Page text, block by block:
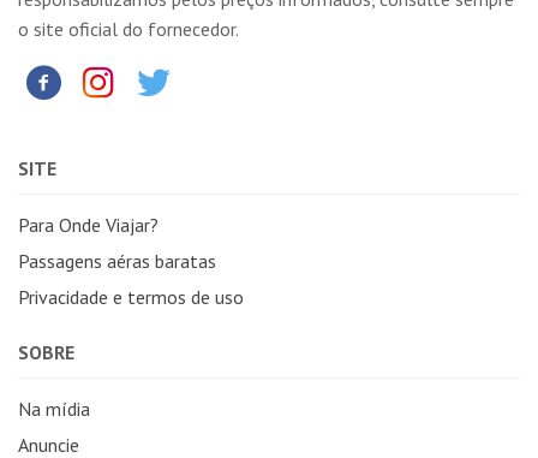
o site oficial do fornecedor.
SITE
Para Onde Viajar?
Passagens aéras baratas
Privacidade e termos de uso
SOBRE
Na mídia
Anuncie